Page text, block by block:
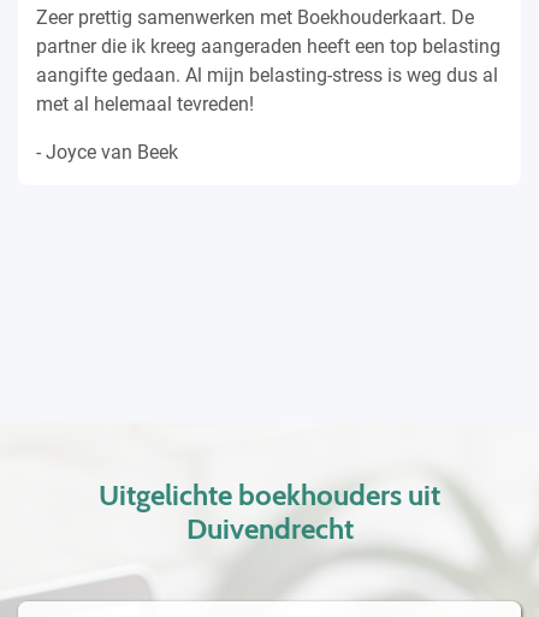
Zeer prettig samenwerken met Boekhouderkaart. De
partner die ik kreeg aangeraden heeft een top belasting
aangifte gedaan. Al mijn belasting-stress is weg dus al
met al helemaal tevreden!
- Joyce van Beek
Uitgelichte boekhouders uit
Duivendrecht